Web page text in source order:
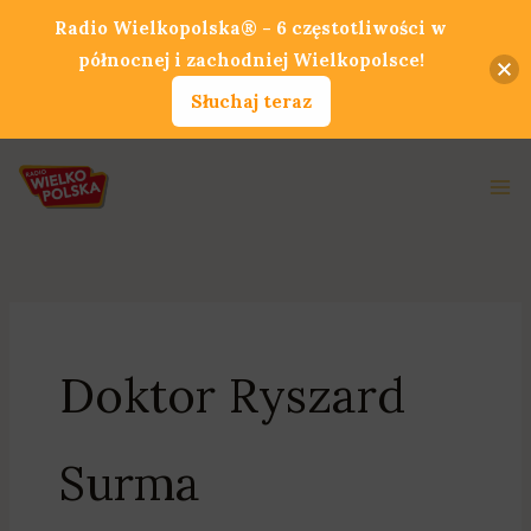
Doktor Ryszard
Surma
Radio Wielkopolska® - 6 częstotliwości w
północnej i zachodniej Wielkopolsce!
Słuchaj teraz